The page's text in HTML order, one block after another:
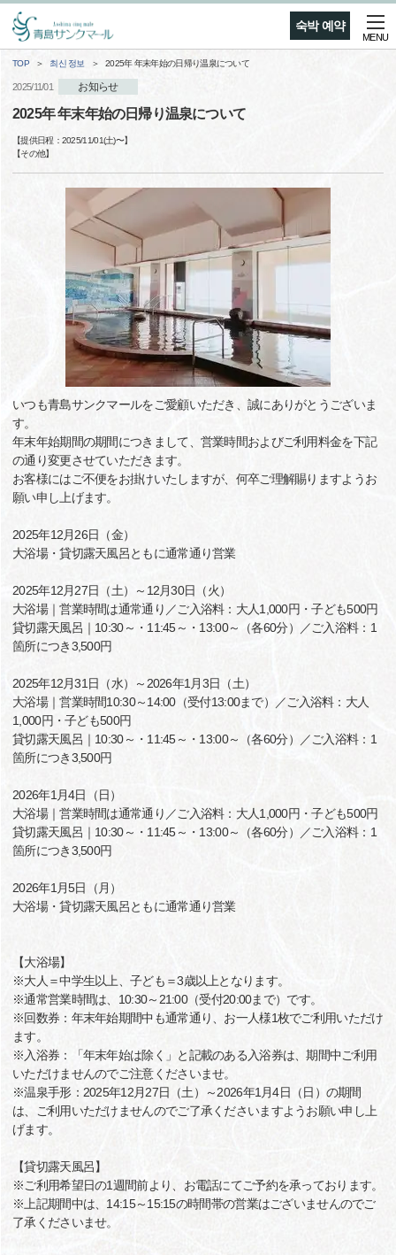
숙박 예약
MENU
TOP 최신 정보 2025年 年末年始の日帰り温泉について
2025/11/01 お知らせ
2025年 年末年始の日帰り温泉について
【提供日程： 2025/11/01(土)〜】
【その他】
いつも青島サンクマールをご愛顧いただき、誠にありがとうございま
す。
年末年始期間の期間につきまして、営業時間およびご利用料金を下記
の通り変更させていただきます。
お客様にはご不便をお掛けいたしますが、何卒ご理解賜りますようお
願い申し上げます。
2025年12月26日（金）
大浴場・貸切露天風呂ともに通常通り営業
2025年12月27日（土）～12月30日（火）
大浴場｜営業時間は通常通り／ご入浴料：大人1,000円・子ども500円
貸切露天風呂｜10:30～・11:45～・13:00～（各60分）／ご入浴料：1
箇所につき3,500円
2025年12月31日（水）～2026年1月3日（土）
大浴場｜営業時間10:30～14:00（受付13:00まで）／ご入浴料：大人
1,000円・子ども500円
貸切露天風呂｜10:30～・11:45～・13:00～（各60分）／ご入浴料：1
箇所につき3,500円
2026年1月4日（日）
大浴場｜営業時間は通常通り／ご入浴料：大人1,000円・子ども500円
貸切露天風呂｜10:30～・11:45～・13:00～（各60分）／ご入浴料：1
箇所につき3,500円
2026年1月5日（月）
大浴場・貸切露天風呂ともに通常通り営業
【大浴場】
※大人＝中学生以上、子ども＝3歳以上となります。
※通常営業時間は、10:30～21:00（受付20:00まで）です。
※回数券：年末年始期間中も通常通り、お一人様1枚でご利用いただけ
ます。
※入浴券：「年末年始は除く」と記載のある入浴券は、期間中ご利用
いただけませんのでご注意くださいませ。
※温泉手形：2025年12月27日（土）～2026年1月4日（日）の期間
は、ご利用いただけませんのでご了承くださいますようお願い申し上
げます。
【貸切露天風呂】
※ご利用希望日の1週間前より、お電話にてご予約を承っております。
※上記期間中は、14:15～15:15の時間帯の営業はございませんのでご
了承くださいませ。